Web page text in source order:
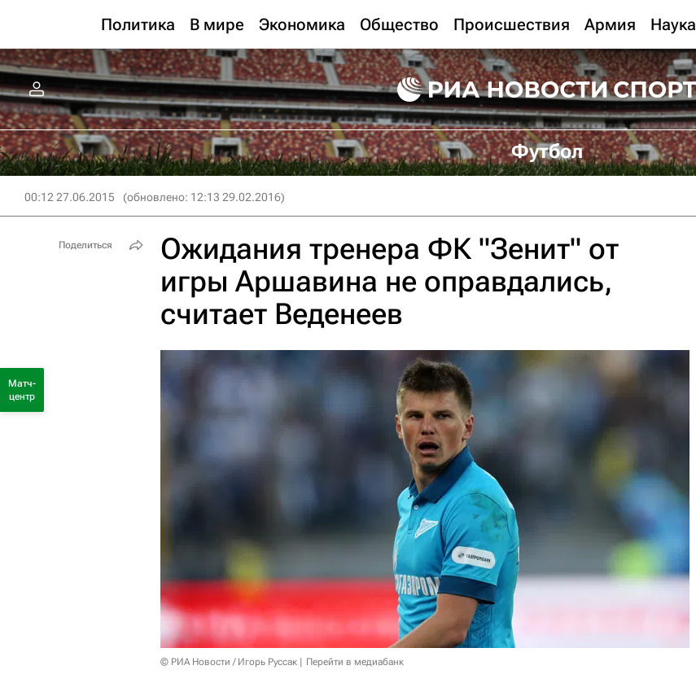
Политика В мире Экономика Общество Происшествия Армия Наука
Футбол
00:12 27.06.2015 (обновлено: 12:13 29.02.2016)
Ожидания тренера ФК "Зенит" от
игры Аршавина не оправдались,
считает Веденеев
© РИА Новости / Игорь Руссак Перейти в медиабанк
Поделиться
Матч-
центр